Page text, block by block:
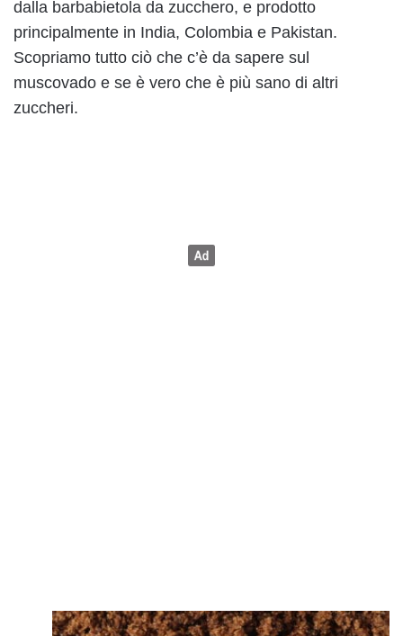
dalla barbabietola da zucchero, e prodotto
principalmente in India, Colombia e Pakistan.
Scopriamo tutto ciò che c’è da sapere sul
muscovado e se è vero che è più sano di altri
zuccheri.